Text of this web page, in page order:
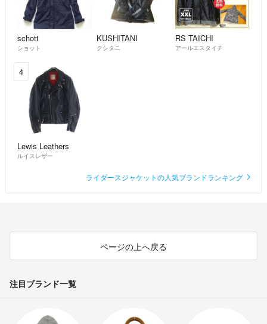
schott
ショット
KUSHITANI
クシタニ
RS TAICHI
アールエスタイチ
4
Lewis Leathers
ルイスレザー
ライダースジャケットの人気ブランドランキング
ページの上へ戻る
注目ブランド一覧